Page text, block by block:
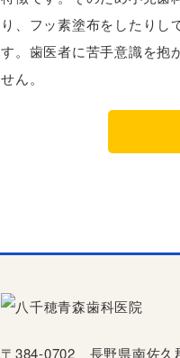
り、フッ素塗布をしたりし
す。歯医者に苦手意識を抱
せん。
〒384-0702 長野県南佐久